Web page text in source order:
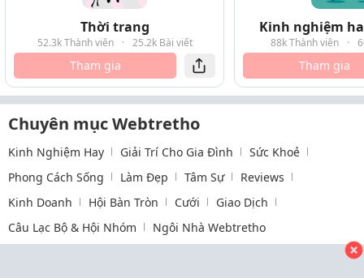
Thời trang
52.3k Thành viên · 25.2k Bài viết
Tham gia
Kinh nghiệm
88k Thành viên ·
Tham gia
Chuyên mục Webtretho
Kinh Nghiệm Hay Giải Trí Cho Gia Đình
Sức Khoẻ
Phong Cách Sống
Làm Đẹp Tâm Sự
Reviews
Kinh Doanh
Hội Bàn Tròn Cưới
Giao Dịch
Câu Lạc Bộ & Hội Nhóm
Ngôi Nhà Webtretho